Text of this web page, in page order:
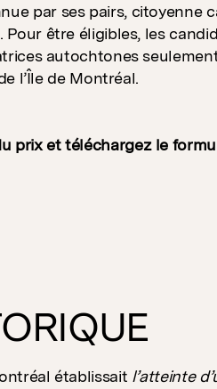
par ses pairs,
Pour être éligibles, les
autochtones
l’Île de Montréal.
prix et téléchargez le
établissait l’atteinte